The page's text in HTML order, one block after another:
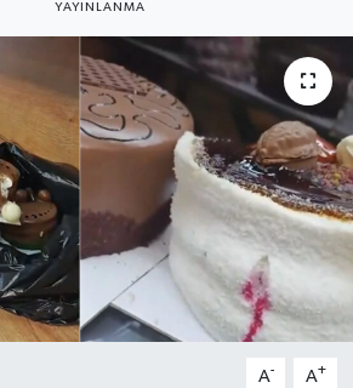
YAYINLANMA
A- A+